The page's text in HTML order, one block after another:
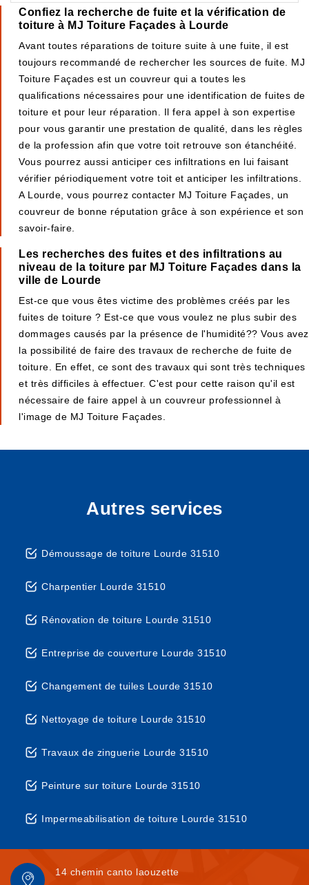
Confiez la recherche de fuite et la vérification de
toiture à MJ Toiture Façades à Lourde
Avant toutes réparations de toiture suite à une fuite, il est
toujours recommandé de rechercher les sources de fuite. MJ
Toiture Façades est un couvreur qui a toutes les
qualifications nécessaires pour une identification de fuites de
toiture et pour leur réparation. Il fera appel à son expertise
pour vous garantir une prestation de qualité, dans les règles
de la profession afin que votre toit retrouve son étanchéité.
Vous pourrez aussi anticiper ces infiltrations en lui faisant
vérifier périodiquement votre toit et anticiper les infiltrations.
A Lourde, vous pourrez contacter MJ Toiture Façades, un
couvreur de bonne réputation grâce à son expérience et son
savoir-faire.
Les recherches des fuites et des infiltrations au
niveau de la toiture par MJ Toiture Façades dans la
ville de Lourde
Est-ce que vous êtes victime des problèmes créés par les
fuites de toiture ? Est-ce que vous voulez ne plus subir des
dommages causés par la présence de l'humidité?? Vous avez
la possibilité de faire des travaux de recherche de fuite de
toiture. En effet, ce sont des travaux qui sont très techniques
et très difficiles à effectuer. C'est pour cette raison qu'il est
nécessaire de faire appel à un couvreur professionnel à
l'image de MJ Toiture Façades.
Autres services
Démoussage de toiture Lourde 31510
Charpentier Lourde 31510
Rénovation de toiture Lourde 31510
Entreprise de couverture Lourde 31510
Changement de tuiles Lourde 31510
Nettoyage de toiture Lourde 31510
Travaux de zinguerie Lourde 31510
Peinture sur toiture Lourde 31510
Impermeabilisation de toiture Lourde 31510
14 chemin canto laouzette